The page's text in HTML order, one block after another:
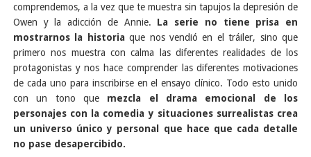
comprendemos, a la vez que te muestra sin tapujos la depresión de
Owen y la adicción de Annie. La serie no tiene prisa en
mostrarnos la historiaque nos vendió en el tráiler, sino que
primero nos muestra con calma las diferentes realidades de los
protagonistas y nos hace comprender las diferentes motivaciones
de cada uno para inscribirse en el ensayo clínico. Todo esto unido
con un tono que mezcla el drama emocional de los
personajes con la comedia y situaciones surrealistas crea
un universo único y personal que hace que cada detalle
no pase desapercibido.